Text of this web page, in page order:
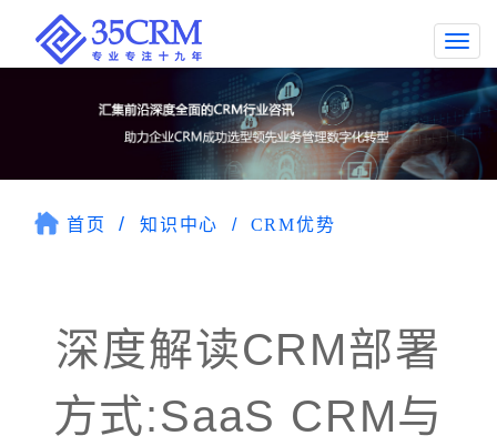
首页 知识中心 CRM优势
深度解读CRM部署
方式:SaaS CRM与